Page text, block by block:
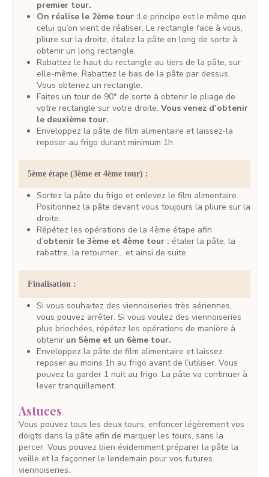
premier tour.
On réalise le 2ème tour :Le principe est le même que
celui qu’on vient de réaliser. Le rectangle face à vous,
pliure sur la droite, étalez la pâte en long de sorte à
obtenir un long rectangle.
Rabattez le haut du rectangle au tiers de la pâte, sur
elle-même. Rabattez le bas de la pâte par dessus.
Vous obtenez un rectangle.
Faites un tour de 90° de sorte à obtenir le pliage de
votre rectangle sur votre droite. Vous venez d’obtenir
le deuxième tour.
Enveloppez la pâte de film alimentaire et laissez-la
reposer au frigo durant minimum 1h.
5ème étape (3ème et 4ème tour) :
Sortez la pâte du frigo et enlevez le film alimentaire.
Positionnez la pâte devant vous toujours la pliure sur la
droite.
Répétez les opérations de la 4ème étape afin
d’obtenir le 3ème et 4ème tour : étaler la pâte, la
rabattre, la retourner… et ainsi de suite.
Finalisation :
Si vous souhaitez des viennoiseries très aériennes,
vous pouvez arrêter. Si vous voulez des viennoiseries
plus briochées, répétez les opérations de manière à
obtenir un 5ème et un 6ème tour.
Enveloppez la pâte de film alimentaire et laissez
reposer au moins 1h au frigo avant de l’utiliser. Vous
pouvez la garder 1 nuit au frigo. La pâte va continuer à
lever tranquillement.
Astuces
Vous pouvez tous les deux tours, enfoncer légèrement vos
doigts dans la pâte afin de marquer les tours, sans la
percer. Vous pouvez bien évidemment préparer la pâte la
veille et la façonner le lendemain pour vos futures
viennoiseries.